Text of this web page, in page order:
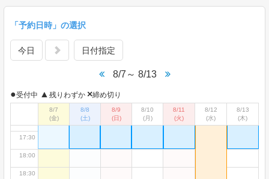
「予約日時」の選択
今日 日付指定
8/7～ 8/13
●受付中 ▲ 残りわずか ×締め切り
8/7
(金)
8/8
(土)
8/9
(日)
8/10
(月)
8/11
(火)
8/12
(水)
8/13
(木)
14:30
15:00
17:30
18:00
18:30
×
×
●
69人
●
89人
●
77人
●
97人
●
100人
●
100人
●
100人